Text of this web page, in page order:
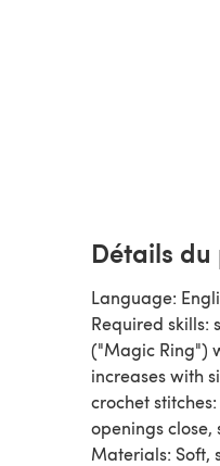
Détails
Language:
Required skills:
("Magic Ring")
increases with
crochet
openings
Materials: Soft,